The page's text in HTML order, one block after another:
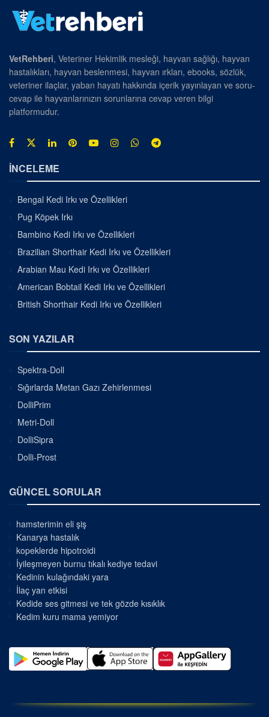
VetRehberi, Veteriner Hekimlik mesleği, hayvan sağlığı, hayvan
hastalıkları, hayvan beslenmesi, hayvan ırkları, ebooks, sözlük,
veteriner ilaçlar, yaban hayatı hakkında içerik yayınlayan ve soru-
cevap ile hayvanlarınızın sorunlarına cevap veren bilgi
platformudur.
İNCELEME
Bengal Kedi Irkı ve Özellikleri
Pug Köpek Irkı
Bambino Kedi Irkı ve Özellikleri
Brazilian Shorthair Kedi Irkı ve Özellikleri
Arabian Mau Kedi Irkı ve Özellikleri
American Bobtail Kedi Irkı ve Özellikleri
British Shorthair Kedi Irkı ve Özellikleri
SON YAZILAR
Spektra-Doll
Sığırlarda Metan Gazı Zehirlenmesi
DolliPrim
Metri-Doll
DolliSipra
Dolli-Prost
GÜNCEL SORULAR
hamsterimin eli şiş
Kanarya hastalık
kopeklerde hipotroidi
İyileşmeyen burnu tıkalı kediye tedavi
Kedinin kulağındaki yara
İlaç yan etkisi
Kedide ses gitmesi ve tek gözde kısıklık
Kedim kuru mama yemiyor